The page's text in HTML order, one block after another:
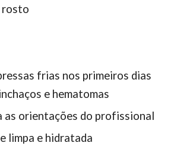
rosto
frias nos primeiros dias
e hematomas
as orientações do profissional
limpa e hidratada